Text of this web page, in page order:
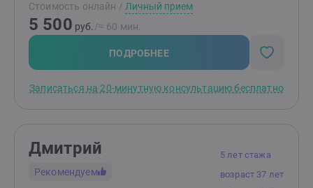
обратиться с широким кругом запросов, кроме
химических зависимостей и за назначением
лекарств.Мои достижения:Регулярно прохожу
обучение, супервизии, состою в психологических
сообществах.Преподаю сексологию .Веду свои блоги
курсы и групповую терапию.Пишу статьи.Мои
для решения вашего запроса.
Стоимость онлайн / Личный прием
5 500 руб. /≈ 60 мин.
ПОДРОБНЕЕ
Записаться на 20-минутную консультацию бесплатно
5 лет стажа
возраст 37 лет
Дмитрий
Рекомендуем